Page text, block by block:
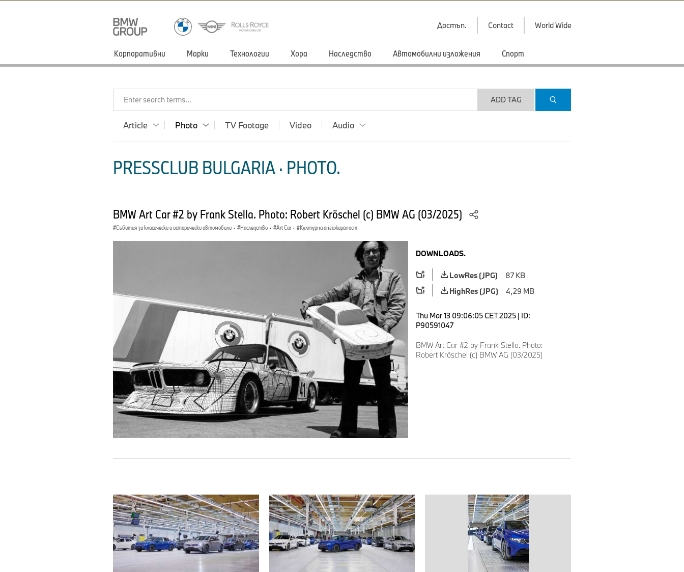
Достъп. Contact World Wide
Корпоративни Марки Технологии Хора Наследство Автомобилни изложения Спорт
Enter search terms... ADD TAG
Article Photo TV Footage Video Audio
PRESSCLUB BULGARIA · PHOTO.
BMW Art Car #2 by Frank Stella. Photo: Robert Kröschel (c) BMW AG (03/2025)
Събития за класически и исторически автомобили · Наследство · Art Car · Културна ангажираност
DOWNLOADS.
LowRes (JPG)
87 KB
HighRes (JPG)
4,29 MB
Thu Mar 13 09:06:05 CET 2025 | ID:
P90591047
BMW Art Car #2 by Frank Stella. Photo:
Robert Kröschel (c) BMW AG (03/2025)